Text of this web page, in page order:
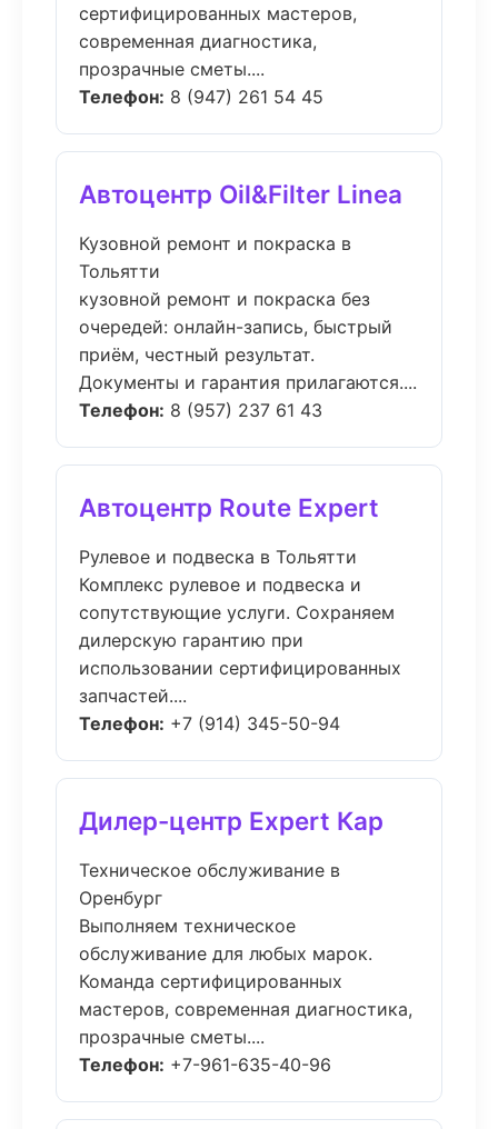
сертифицированных мастеров,
современная диагностика,
прозрачные сметы....
Телефон: 8 (947) 261 54 45
Автоцентр Oil&Filter Linea
Кузовной ремонт и покраска в
Тольятти
кузовной ремонт и покраска без
очередей: онлайн-запись, быстрый
приём, честный результат.
Документы и гарантия прилагаются....
Телефон: 8 (957) 237 61 43
Автоцентр Route Expert
Рулевое и подвеска в Тольятти
Комплекс рулевое и подвеска и
сопутствующие услуги. Сохраняем
дилерскую гарантию при
использовании сертифицированных
запчастей....
Телефон: +7 (914) 345-50-94
Дилер-центр Expert Кар
Техническое обслуживание в
Оренбург
Выполняем техническое
обслуживание для любых марок.
Команда сертифицированных
мастеров, современная диагностика,
прозрачные сметы....
Телефон: +7-961-635-40-96